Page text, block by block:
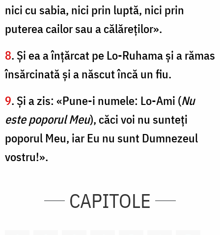
nici cu sabia, nici prin luptă, nici prin
puterea cailor sau a călăreţilor».
8. Şi ea a înţărcat pe Lo-Ruhama şi a rămas
însărcinată şi a născut încă un fiu.
9. Şi a zis: «Pune-i numele: Lo-Ami (Nu
este poporul Meu), căci voi nu sunteţi
poporul Meu, iar Eu nu sunt Dumnezeul
vostru!».
CAPITOLE